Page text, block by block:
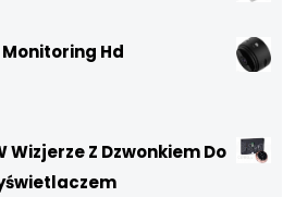
Hd
Wizjerze Z Dzwonkiem Do